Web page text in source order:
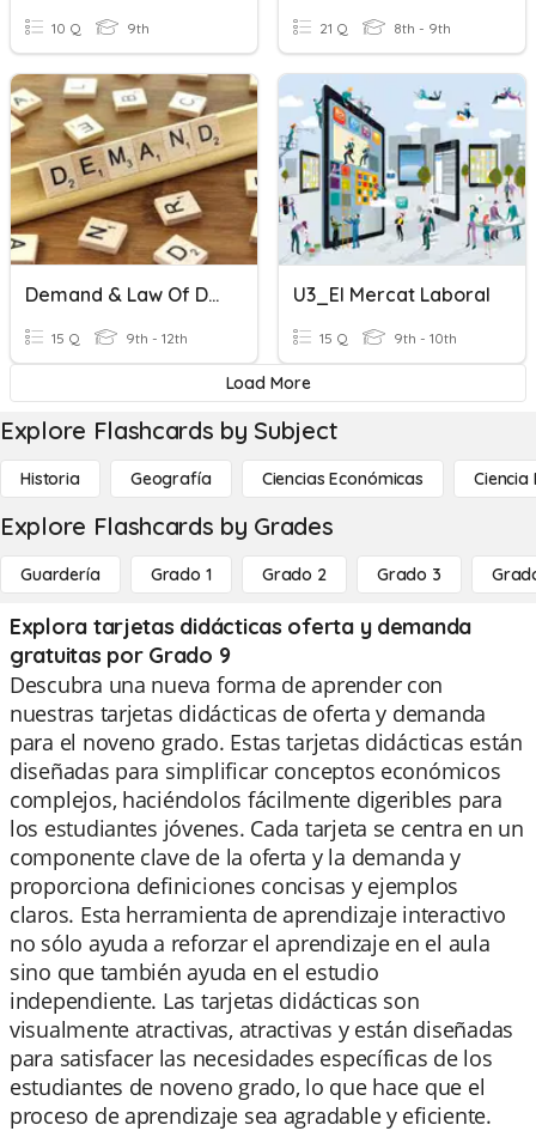
10 Q 9th 21 Q 8th - 9th
Demand & Law Of Demand
15 Q 9th - 12th
U3_El Mercat Laboral
15 Q 9th - 10th
Load More
Explore Flashcards by Subject
Historia Geografía Ciencias Económicas Ciencia
Explore Flashcards by Grades
Guardería Grado 1 Grado 2 Grado 3
Explora tarjetas didácticas oferta y demanda
gratuitas por Grado 9
Descubra una nueva forma de aprender con
nuestras tarjetas didácticas de oferta y demanda
para el noveno grado. Estas tarjetas didácticas están
diseñadas para simplificar conceptos económicos
complejos, haciéndolos fácilmente digeribles para
los estudiantes jóvenes. Cada tarjeta se centra en un
componente clave de la oferta y la demanda y
proporciona definiciones concisas y ejemplos
claros. Esta herramienta de aprendizaje interactivo
no sólo ayuda a reforzar el aprendizaje en el aula
sino que también ayuda en el estudio
independiente. Las tarjetas didácticas son
visualmente atractivas, atractivas y están diseñadas
para satisfacer las necesidades específicas de los
estudiantes de noveno grado, lo que hace que el
proceso de aprendizaje sea agradable y eficiente.